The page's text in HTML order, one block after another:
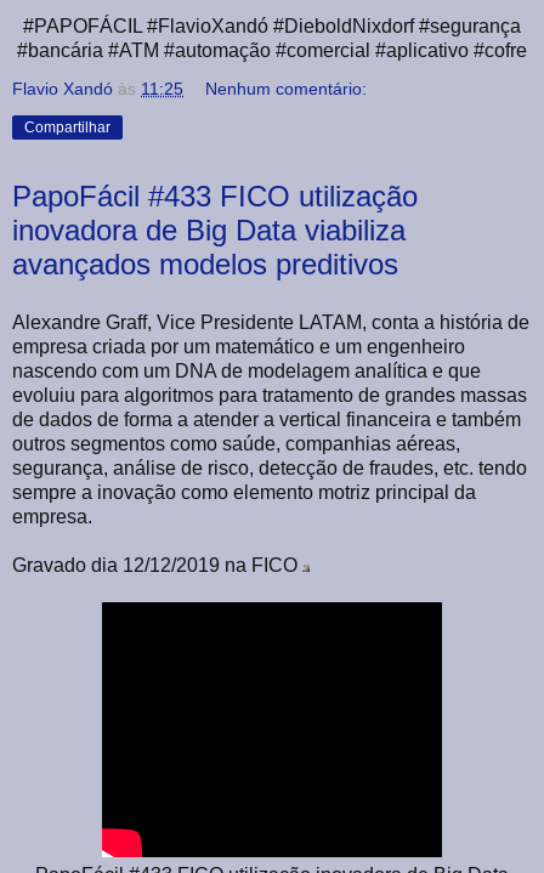
#PAPOFÁCIL #FlavioXandó #DieboldNixdorf #segurança
#bancária #ATM #automação #comercial #aplicativo #cofre
Flavio Xandó às 11:25 Nenhum comentário:
Compartilhar
PapoFácil #433 FICO utilização
inovadora de Big Data viabiliza
avançados modelos preditivos
Alexandre Graff, Vice Presidente LATAM, conta a história de
empresa criada por um matemático e um engenheiro
nascendo com um DNA de modelagem analítica e que
evoluiu para algoritmos para tratamento de grandes massas
de dados de forma a atender a vertical financeira e também
outros segmentos como saúde, companhias aéreas,
segurança, análise de risco, detecção de fraudes, etc. tendo
sempre a inovação como elemento motriz principal da
empresa.
Gravado dia 12/12/2019 na FICO